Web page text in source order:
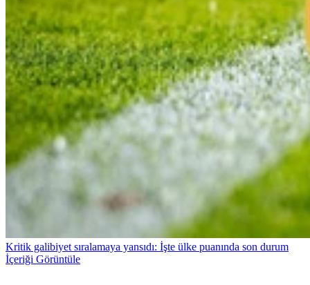
Kritik galibiyet sıralamaya yansıdı: İşte ülke puanında son durum
İçeriği Görüntüle